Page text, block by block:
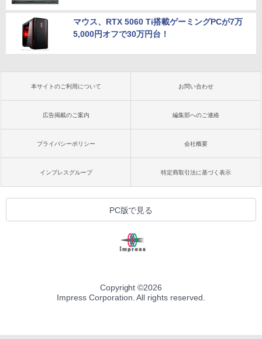
マウス、RTX 5060 Ti搭載ゲーミングPCが7万
5,000円オフで30万円台！
本サイトのご利用について お問い合わせ
広告掲載のご案内 編集部へのご連絡
プライバシーポリシー 会社概要
インプレスグループ 特定商取引法に基づく表示
PC版で見る
Copyright ©2026
Impress Corporation. All rights reserved.